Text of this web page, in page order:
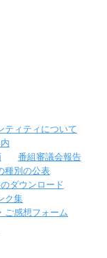
ティティについて
番組審議会報告
種別の公表
ダウンロード
ク集
ご感想フォーム